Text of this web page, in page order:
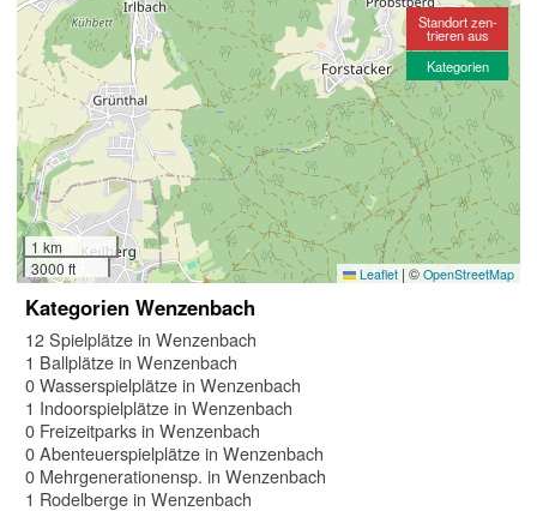
1 km
3000 ft
Leaflet | © OpenStreetMap
Standort zen-
trieren aus
Kategorien
Kategorien Wenzenbach
12 Spielplätze in Wenzenbach
1 Ballplätze in Wenzenbach
0 Wasserspielplätze in Wenzenbach
1 Indoorspielplätze in Wenzenbach
0 Freizeitparks in Wenzenbach
0 Abenteuerspielplätze in Wenzenbach
0 Mehrgenerationensp. in Wenzenbach
1 Rodelberge in Wenzenbach